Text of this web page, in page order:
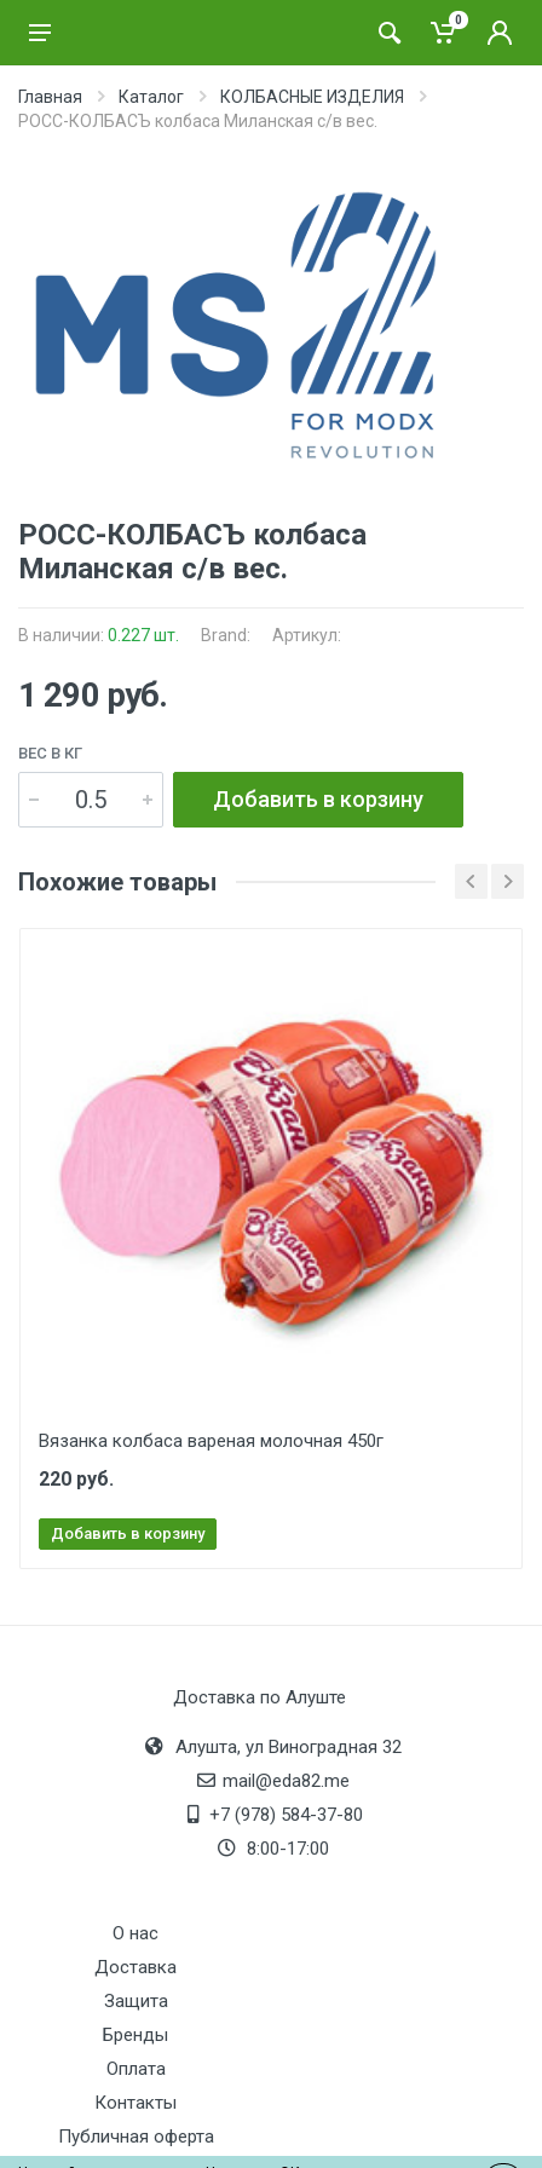
0
Главная Каталог
КОЛБАСНЫЕ ИЗДЕЛИЯ
РОСС-КОЛБАСЪ колбаса Миланская с/в вес.
РОСС-КОЛБАСЪ колбаса
Миланская с/в вес.
В наличии: 0.227 шт. Brand: Артикул:
1 290 руб.
ВЕС В КГ
Добавить в корзину
Похожие товары
Вязанка колбаса вареная молочная 450г
220 руб.
Добавить в корзину
Доставка по Алуште
Алушта, ул Виноградная 32
mail@eda82.me
+7 (978) 584-37-80
8:00-17:00
О нас
Доставка
Защита
Бренды
Оплата
Контакты
Публичная оферта